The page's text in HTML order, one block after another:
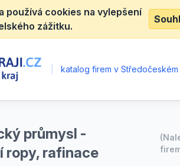
používá cookies na vylepšení
zážitku.
katalog firem v Středočeském
průmysl -
ropy, rafinace